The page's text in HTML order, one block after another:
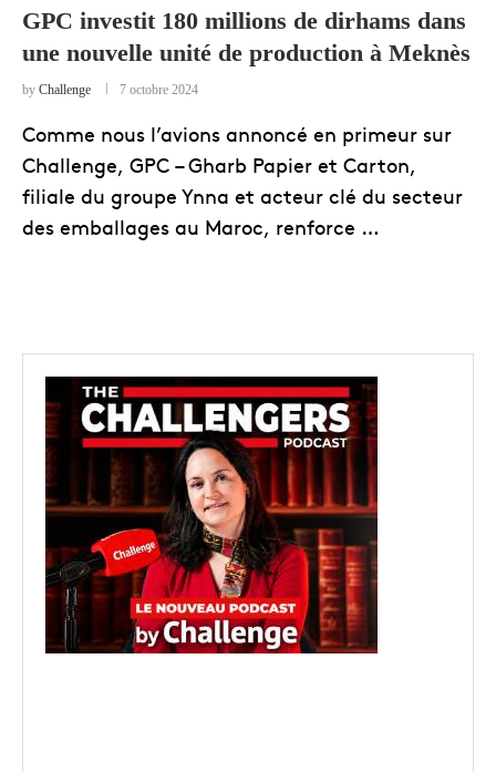
GPC investit 180 millions de dirhams dans
une nouvelle unité de production à Meknès
by Challenge 7 octobre 2024
Comme nous l’avions annoncé en primeur sur
Challenge, GPC – Gharb Papier et Carton,
filiale du groupe Ynna et acteur clé du secteur
des emballages au Maroc, renforce …